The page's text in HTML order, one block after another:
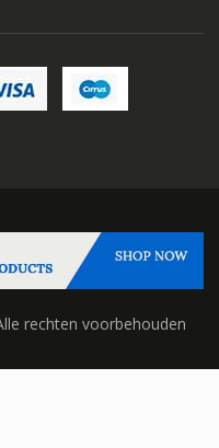
rechten voorbehouden